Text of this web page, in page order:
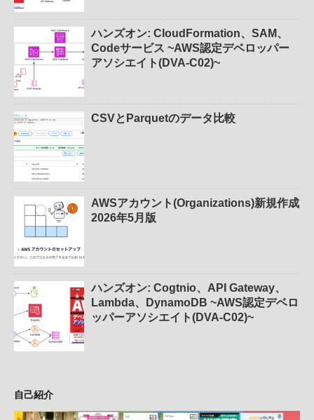
ハンズオン: CloudFormation、SAM、
Codeサービス ~AWS認定デベロッパー
アソシエイト(DVA-C02)~
CSVとParquetのデータ比較
AWSアカウント(Organizations)新規作成
2026年5月版
ハンズオン: Cogtnio、API Gateway、
Lambda、DynamoDB ~AWS認定デベロ
ッパーアソシエイト(DVA-C02)~
自己紹介